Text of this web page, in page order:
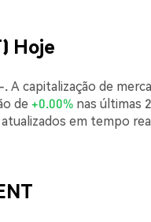
Hoje
A capitalização de
de +0.00% nas últimas
em tempo